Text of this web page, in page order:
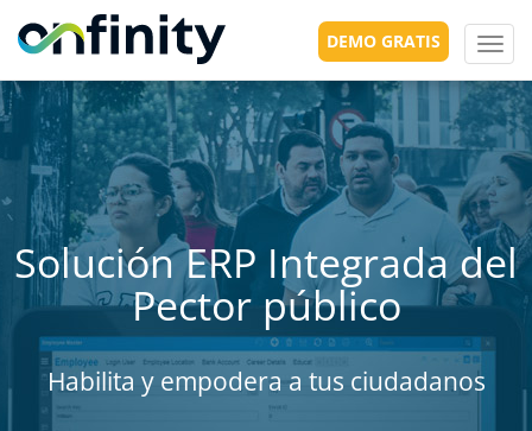
DEMO GRATIS
Solución ERP Integrada del
Pector público
Habilita y empodera a tus ciudadanos